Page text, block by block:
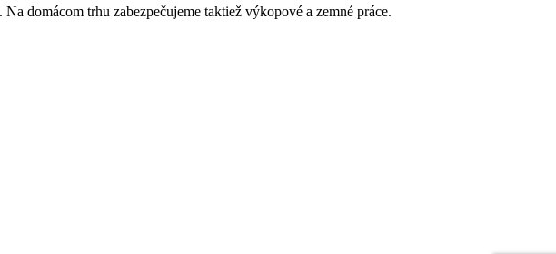
domácom trhu zabezpečujeme taktiež výkopové a zemné práce.